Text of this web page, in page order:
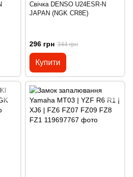
Свічка DENSO U24ESR-N
JAPAN (NGK CR8E)
296 грн 344 грн
Купити